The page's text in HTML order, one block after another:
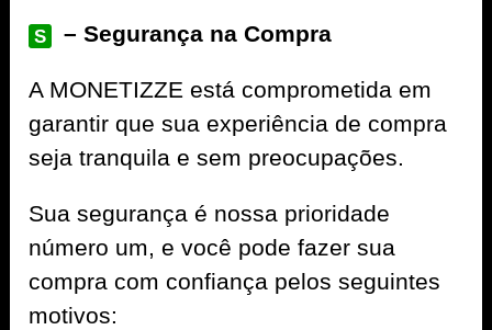
S – Segurança na Compra
A MONETIZZE está comprometida em
garantir que sua experiência de compra
seja tranquila e sem preocupações.
Sua segurança é nossa prioridade
número um, e você pode fazer sua
compra com confiança pelos seguintes
motivos: